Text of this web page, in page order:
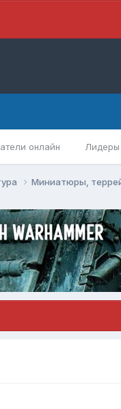
онлайн Лидеры
Миниатюры,